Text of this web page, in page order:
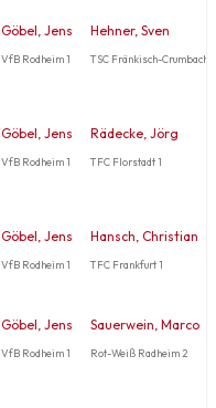
Göbel, Jens
VfB Rodheim 1
Hehner, Sven
TSC Fränkisch-Crumbach 3
Göbel, Jens
VfB Rodheim 1
Rädecke, Jörg
TFC Florstadt 1
Göbel, Jens
VfB Rodheim 1
Hansch, Christian
TFC Frankfurt 1
Göbel, Jens
VfB Rodheim 1
Sauerwein, Marco
Rot-Weiß Radheim 2